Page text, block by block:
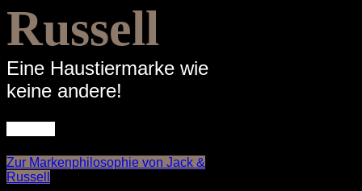
Russell
Eine Haustiermarke wie
keine andere!
Zur Markenphilosophie von Jack &
Russell